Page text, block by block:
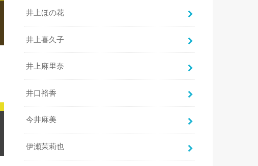
井上ほの花
井上喜久子
井上麻里奈
井口裕香
今井麻美
伊瀬茉莉也